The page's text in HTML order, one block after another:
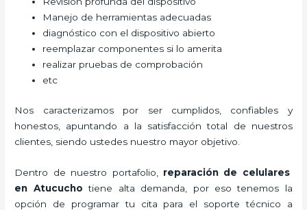
Manejo de herramientas adecuadas
diagnóstico con el dispositivo abierto
reemplazar componentes si lo amerita
realizar pruebas de comprobación
etc
Nos caracterizamos por ser cumplidos, confiables y
honestos, apuntando a la satisfacción total de nuestros
clientes, siendo ustedes nuestro mayor objetivo.
Dentro de nuestro portafolio, reparación de celulares
en Atucucho tiene alta demanda, por eso tenemos la
opción de programar tu cita para el soporte técnico a